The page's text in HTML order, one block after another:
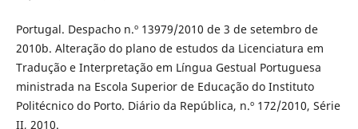
Portugal. Despacho n.º 13979/2010 de 3 de setembro de
2010b. Alteração do plano de estudos da Licenciatura em
Tradução e Interpretação em Língua Gestual Portuguesa
ministrada na Escola Superior de Educação do Instituto
Politécnico do Porto. Diário da República, n.º 172/2010, Série
II, 2010.